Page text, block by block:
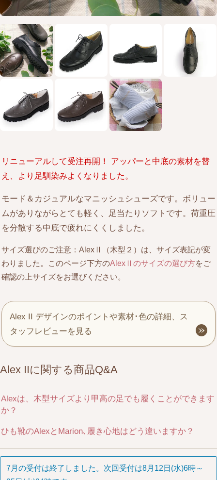
リニューアルして受注再開！ アッパーと中底の素材を替
え、より足馴染みよくなりました。
モード＆カジュアルなマニッシュシューズです。ボリュー
ムがありながらとても軽く、足当たりソフトです。荷重圧
を分散する中底で疲れにくくしました。
サイズ選びのご注意：AlexⅡ（木型２）は、サイズ表記が変
わりました。このページ下方のAlexⅡのサイズの選び方をご
確認の上サイズをお選びください。
Alex II デザインのポイントや素材･色の詳細、ス
タッフレビューを見る
Alex IIに関する商品Q&A
Alexは、木型サイズより甲高の足でも履くことができます
か？
ひも靴のAlexとMarion､履き心地はどう違いますか？
7月の受付は終了しました。次回受付は8月12日(水)6時～